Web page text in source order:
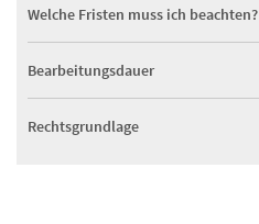
Welche Fristen muss ich beachten?
Bearbeitungsdauer
Rechtsgrundlage